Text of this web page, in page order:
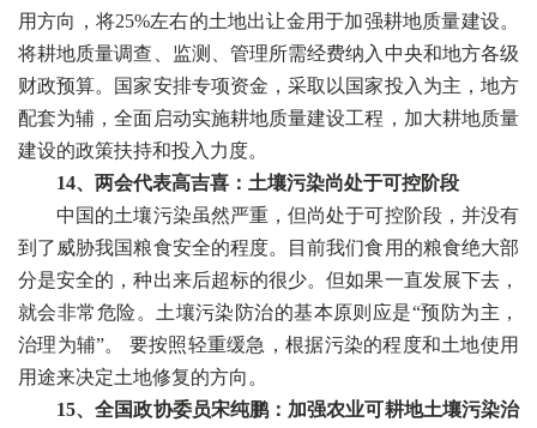
用方向，将25%左右的土地出让金用于加强耕地质量建设。
将耕地质量调查、监测、管理所需经费纳入中央和地方各级
财政预算。国家安排专项资金，采取以国家投入为主，地方
配套为辅，全面启动实施耕地质量建设工程，加大耕地质量
建设的政策扶持和投入力度。
14、两会代表高吉喜：土壤污染尚处于可控阶段
中国的土壤污染虽然严重，但尚处于可控阶段，并没有
到了威胁我国粮食安全的程度。目前我们食用的粮食绝大部
分是安全的，种出来后超标的很少。但如果一直发展下去，
就会非常危险。土壤污染防治的基本原则应是“预防为主，
治理为辅”。 要按照轻重缓急，根据污染的程度和土地使用
用途来决定土地修复的方向。
15、全国政协委员宋纯鹏：加强农业可耕地土壤污染治